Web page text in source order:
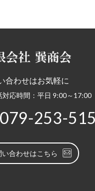
合わせはお気軽に
対応時間：平日 9:00～17:00
079-253-
い合わせはこちら